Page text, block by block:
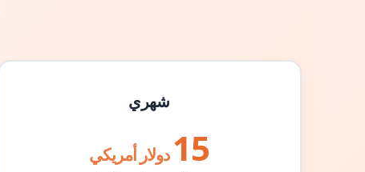
شهري
15 دولار أمريكي